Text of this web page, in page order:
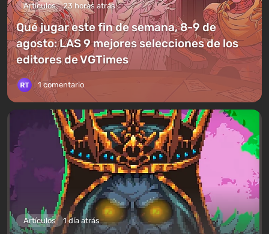
Artículos 23 horas atrás
Qué jugar este fin de semana, 8-9 de
agosto: LAS 9 mejores selecciones de los
editores de VGTimes
1 comentario
Artículos 1 día atrás